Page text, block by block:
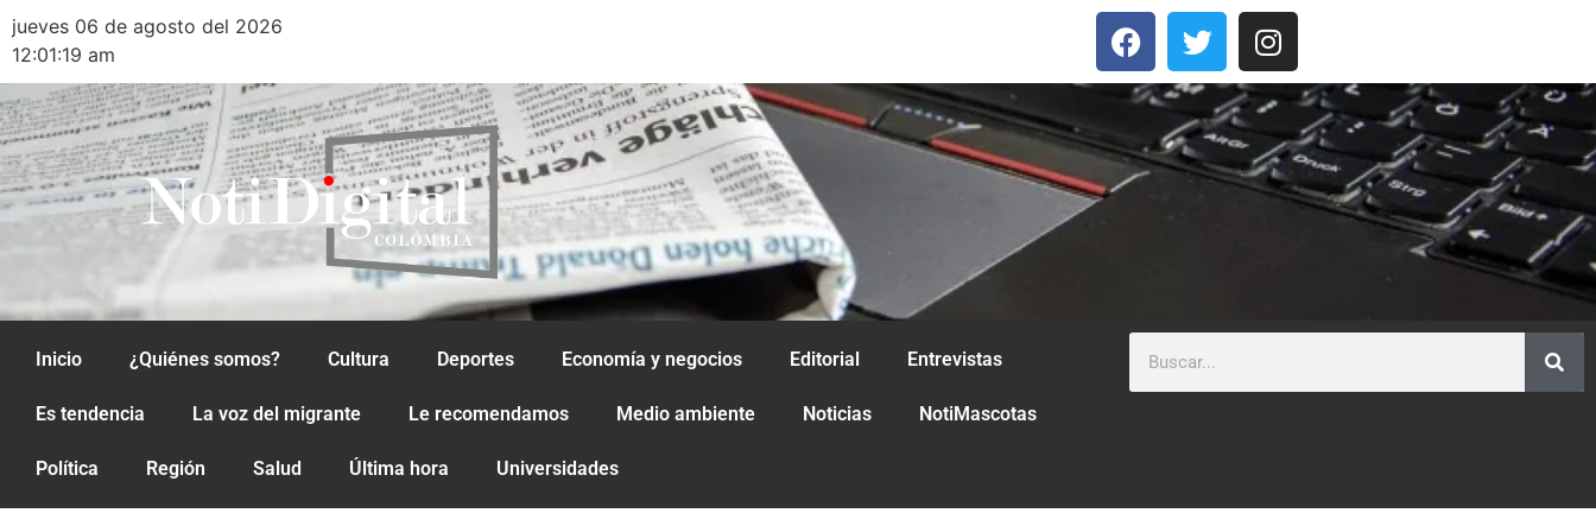
jueves 06 de agosto del 2026
12:01:19 am
Inicio ¿Quiénes somos? Cultura Deportes Economía y negocios Editorial Entrevistas
Es tendencia La voz del migrante Le recomendamos Medio ambiente Noticias NotiMascotas
Política Región Salud Última hora Universidades